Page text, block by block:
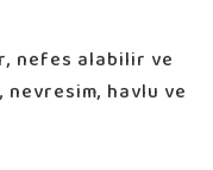
nefes alabilir ve
nevresim, havlu ve